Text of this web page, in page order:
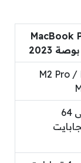
MacBook
M2 Pro /
حتى 64